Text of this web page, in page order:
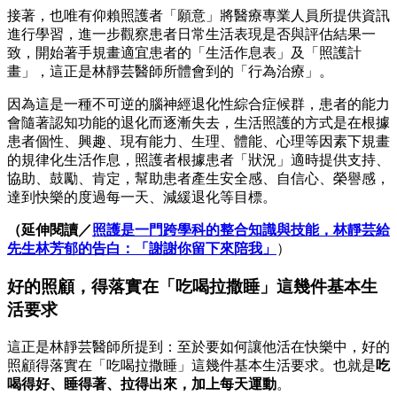
接著，也唯有仰賴照護者「願意」將醫療專業人員所提供資訊
進行學習，進一步觀察患者日常生活表現是否與評估結果一
致，開始著手規畫適宜患者的「生活作息表」及「照護計
畫」，這正是林靜芸醫師所體會到的「行為治療」。
因為這是一種不可逆的腦神經退化性綜合症候群，患者的能力
會隨著認知功能的退化而逐漸失去，生活照護的方式是在根據
患者個性、興趣、現有能力、生理、體能、心理等因素下規畫
的規律化生活作息，照護者根據患者「狀況」適時提供支持、
協助、鼓勵、肯定，幫助患者產生安全感、自信心、榮譽感，
達到快樂的度過每一天、減緩退化等目標。
（延伸閱讀／照護是一門跨學科的整合知識與技能，林靜芸給
先生林芳郁的告白：「謝謝你留下來陪我」 ）
好的照顧，得落實在「吃喝拉撒睡」這幾件基本生
活要求
這正是林靜芸醫師所提到：至於要如何讓他活在快樂中，好的
照顧得落實在「吃喝拉撒睡」這幾件基本生活要求。也就是吃
喝得好、睡得著、拉得出來，加上每天運動。